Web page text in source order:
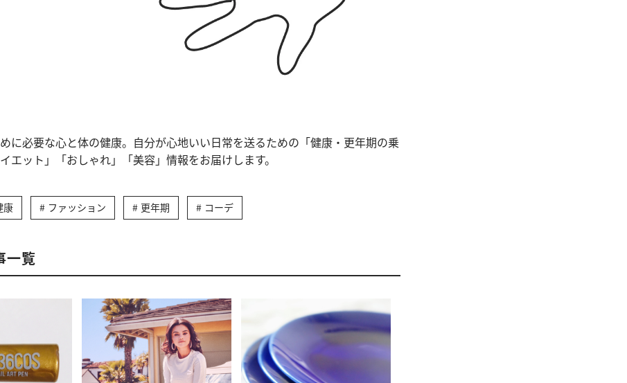
に必要な心と体の健康。自分が心地いい日常を送るための「健康・更年期の乗
エット」「おしゃれ」「美容」情報をお届けします。
康 ファッション 更年期 コーデ
一覧